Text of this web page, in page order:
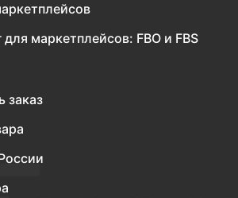
маркетплейсов: FBO и FBS
заказ